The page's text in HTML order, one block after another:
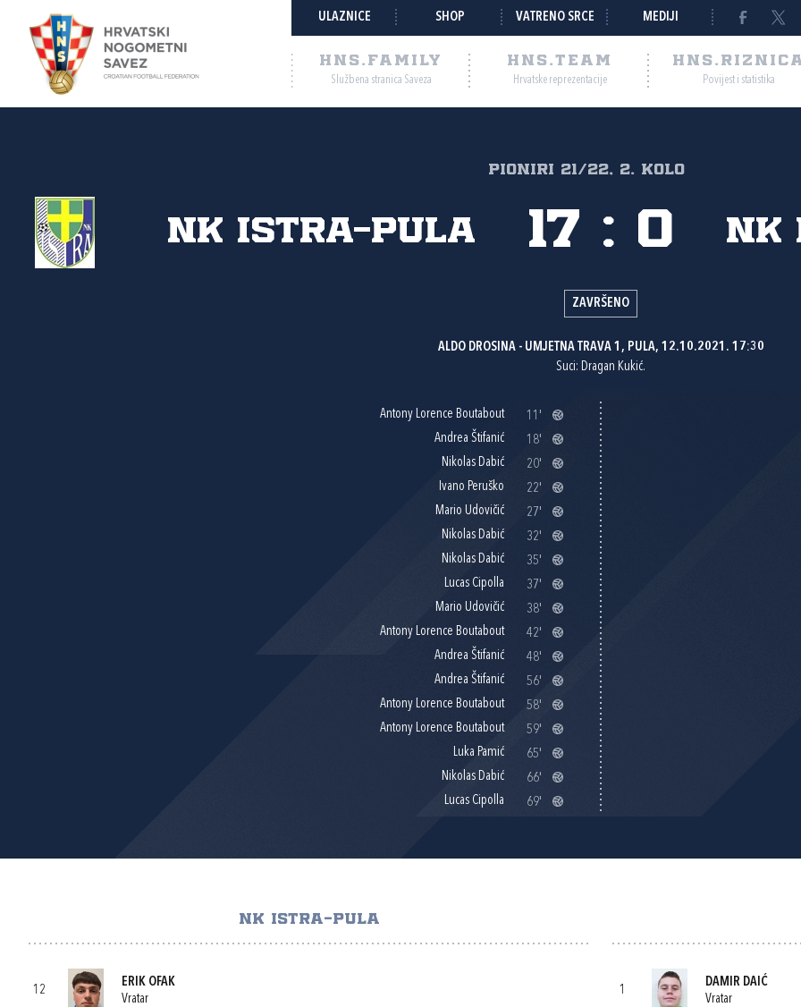
ULAZNICE SHOP VATRENO SRCE MEDIJI
HNS.FAMILY
Službena stranica Saveza
HNS.TEAM
Hrvatske reprezentacije Povijest i statistika
PIONIRI 21/22, 2. kolo
NK Istra-Pula NK
17 : 0
ZAVRŠENO
ALDO DROSINA - UMJETNA TRAVA 1, PULA, 12.10.2021. 17:30
Suci: Dragan Kukić.
Antony Lorence Boutabout
11'
Andrea Štifanić
18'
Nikolas Dabić
20'
Ivano Peruško
22'
Mario Udovičić
27'
Nikolas Dabić
32'
Nikolas Dabić
35'
Lucas Cipolla
37'
Mario Udovičić
38'
Antony Lorence Boutabout
42'
Andrea Štifanić
48'
Andrea Štifanić
56'
Antony Lorence Boutabout
58'
Antony Lorence Boutabout
59'
Luka Pamić
65'
Nikolas Dabić
66'
Lucas Cipolla
69'
NK ISTRA-PULA
12
ERIK OFAK
Vratar
1
DAMIR DAIĆ
Vratar